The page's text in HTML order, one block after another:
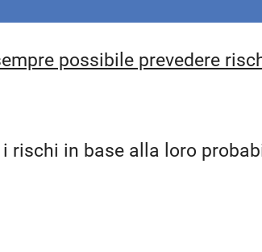
possibile prevedere
rischi in base alla loro